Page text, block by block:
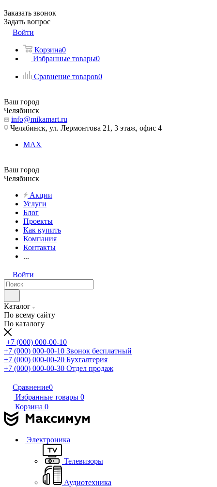
Заказать звонок
Задать вопрос
Войти
Корзина0
Избранные товары0
Сравнение товаров0
Ваш город
Челябинск
info@mikamart.ru
Челябинск, ул. Лермонтова 21, 3 этаж, офис 4
MAX
Ваш город
Челябинск
Акции
Услуги
Блог
Проекты
Как купить
Компания
Контакты
...
Войти
Каталог
По всему сайту
По каталогу
+7 (000) 000-00-10
+7 (000) 000-00-10 Звонок бесплатный
+7 (000) 000-00-20 Бухгалтерия
+7 (000) 000-00-30 Отдел продаж
Сравнение0
Избранные товары 0
Корзина 0
Электроника
Телевизоры
Аудиотехника